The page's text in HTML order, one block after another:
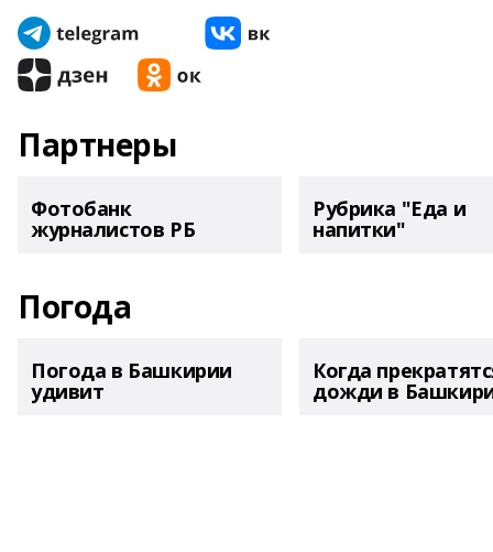
Партнеры
Фотобанк
журналистов РБ
Рубрика "Еда и
напитки"
Погода
Погода в Башкирии
удивит
Когда
дожди в